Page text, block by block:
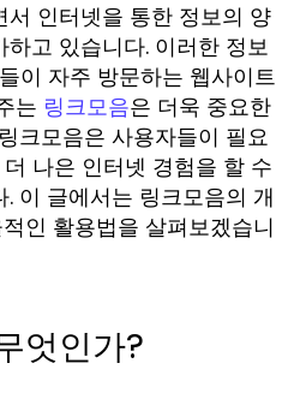
인터넷을 통한 정보의 양
고 있습니다. 이러한 정보
이 자주 방문하는 웹사이트
는 링크모음은 더욱 중요한
크모음은 사용자들이 필요
나은 인터넷 경험을 할 수
이 글에서는 링크모음의 개
인 활용법을 살펴보겠습니
엇인가?